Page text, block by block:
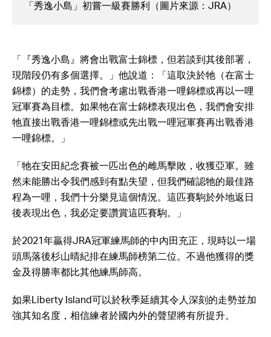
「秀逸小島」初嘗一級賽勝利（圖片來源：JRA）
「『秀逸小島』將會出戰富士錦標，但若談到其後部署，
現階段仍有多個選擇。」他說道：「這取決於牠（在富士
錦標）的走勢，我們會考慮出戰香港一哩錦標或再以一哩
冠軍賽為目標。如果牠在富士錦標表現出色，我們會安排
牠直接出戰香港一哩錦標或先出戰一哩冠軍賽再出戰香港
一哩錦標。」
「牠在安田紀念賽被一匹出色的雌馬擊敗，收獲亞軍。雖
然未能勝出令我們感到有點失望，但我們確認牠的最佳路
程為一哩，我們十分樂見這個情況。這匹賽駒於外地返日
後表現出色，我必定要讚賞這匹賽駒。」
於2021年贏得JRA冠軍練馬師的中內田充正，現時以一場
頭馬落後杉山晴紀排在練馬師榜第二位。不過他獲得的獎
金及得勝率都比其他練馬師高。
如果Liberty Island可以於秋季延續其令人深刻的走勢並加
強其知名度，相信練者於國內外的聲望將有所提升。